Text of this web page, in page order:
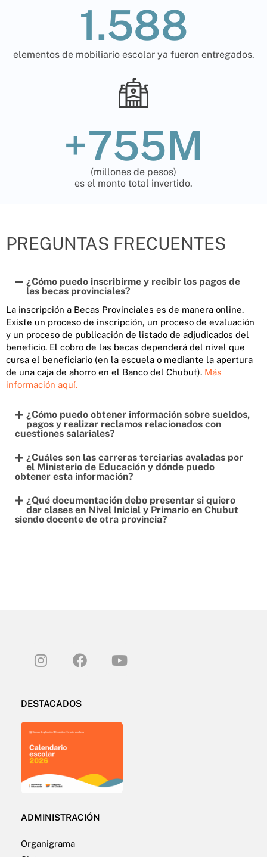
elementos de mobiliario escolar ya fueron entregados.
1.588
(millones de pesos)
es el monto total invertido.
+755M
PREGUNTAS FRECUENTES
¿Cómo puedo inscribirme y recibir los pagos de
las becas provinciales?
La inscripción a Becas Provinciales es de manera online.
Existe un proceso de inscripción, un proceso de evaluación
y un proceso de publicación de listado de adjudicados del
beneficio. El cobro de las becas dependerá del nivel que
cursa el beneficiario (en la escuela o mediante la apertura
de una caja de ahorro en el Banco del Chubut). Más
información aquí.
¿Cómo puedo obtener información sobre sueldos,
pagos y realizar reclamos relacionados con
cuestiones salariales?
¿Cuáles son las carreras terciarias avaladas por
el Ministerio de Educación y dónde puedo
obtener esta información?
¿Qué documentación debo presentar si quiero
dar clases en Nivel Inicial y Primario en Chubut
siendo docente de otra provincia?
DESTACADOS
ADMINISTRACIÓN
Organigrama